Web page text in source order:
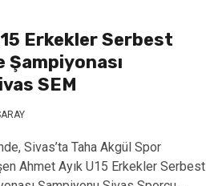
Erkekler Serbest
Şampiyonası
SEM
Sivas’ta Taha Akgül Spor
Ahmet Ayık U15 Erkekler Serbest